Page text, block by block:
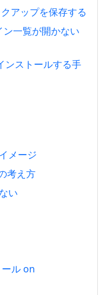
アップを保存する
一覧が開かない
ンストールする手
メージ
考え方
い
ル on